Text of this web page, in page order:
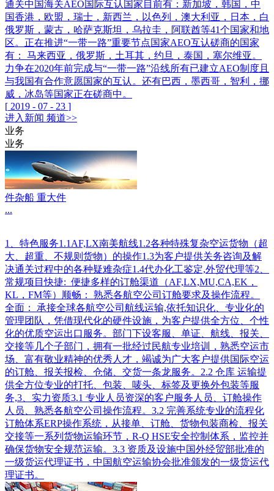
通关中国海关AEO国际互认国家目前有：新加坡，韩国，中
国香港，欧盟，瑞士，新西兰，以色列，澳大利亚，日本，白
俄罗斯，蒙古，哈萨克斯坦，乌拉圭，阿联酋等41个国家和地
区。正在推进“一带一路”重要节点国家AEO互认磋商的国家
有： 马来西亚，俄罗斯，土耳其，约旦，泰国，塞尔维亚。
力争在2020年前完成与“一带一路”沿线所有已建立AEO制度且
与我国有合作意愿国家的互认。还有巴西，墨西哥，智利，挪
威，冰岛等国家正在磋商中。
[ 2019 - 07 - 23 ]
进入 新闻 频道>>
业务
业务
件杂船 重大件
...
1、特色服务1.1AF,LX南美航线1.2各种特殊复杂空运货物（超
大、超重、不规则货物）的操作1.3为客户提供关务咨询及解
决通关过程中的各种疑难杂症1.4代办化工鉴定,外贸代理等2、
常规项目快捷: 便捷多样的订舱渠道（AF,LX,MU,CA,EK，
KL，FM等）顺畅： 熟悉各航空公司订舱要求及操作流程。
全面： 承接全球各航空公司航线运输,依托知识化、专业化的
管理团队，凭借现代化的硬件设施，为客户提供全方位、个性
化的优质空运出口服务。部门下设客服、单证、航线、报关、
交接等几个子部门，拥有一批经过民航专业培训，熟悉空运市
场、富有敬业精神的优秀人才，竭诚为广大客户提供国际空运
的订舱、报关报检、仓储、交货一条龙服务。2.2 仓库 运输提
供全方位专业的打托、包装、唛头、标签及更换外包装等服
务,3、实力资质3.1 专业人员资深的客户服务人员、订舱操作
人员、熟悉各航空公司操作流程。3.2 完善系统专业的流程化
订舱体系ERP操作系统，从接单、订舱、货物包装商检、报关
交接等一系列货物运输环节，R-Q HSE安全控制体系，监控并
确保货物安全规范运输。3.3 资质及设施中国外经贸部批准的
一级货运代理证书，中国航空运输协会批准颁发的一级货运代
理证书。